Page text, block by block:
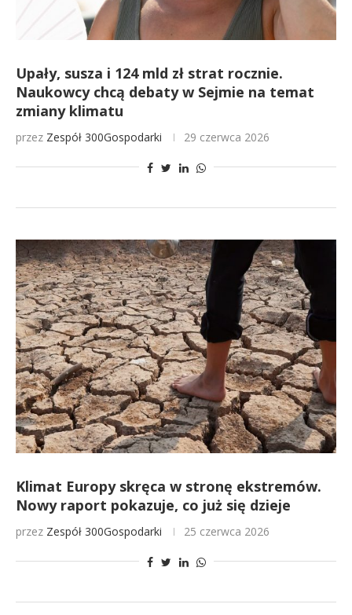
Upały, susza i 124 mld zł strat rocznie.
Naukowcy chcą debaty w Sejmie na temat
zmiany klimatu
przez Zespół 300Gospodarki 29 czerwca 2026
Klimat Europy skręca w stronę ekstremów.
Nowy raport pokazuje, co już się dzieje
przez Zespół 300Gospodarki 25 czerwca 2026